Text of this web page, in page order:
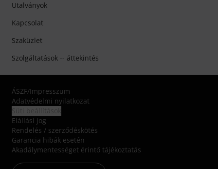
Utalványok
Kapcsolat
Szaküzlet
Szolgáltatások -- áttekintés
ÁSZF/Impresszum
Adatvédelmi nyilatkozat
Elállási jog
Rendelés / szerződéskötés
Garancia hibák esetén
Akadálymentességet érintő tájékoztatás